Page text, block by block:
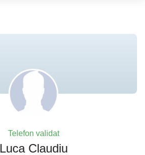
Telefon validat
Luca Claudiu